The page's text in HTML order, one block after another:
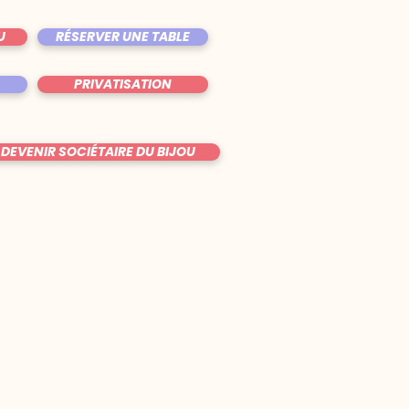
RÉSERVER UNE TABLE
PRIVATISATION
DEVENIR SOCIÉTAIRE DU BIJOU